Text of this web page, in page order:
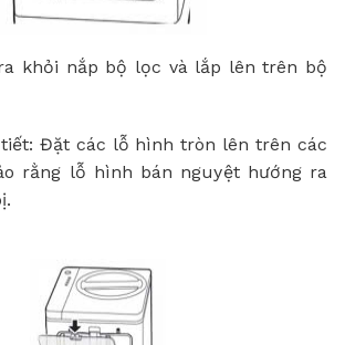
khỏi nắp bộ lọc và lắp lên trên bộ
ết: Đặt các lỗ hình tròn lên trên các
o rằng lỗ hình bán nguyệt hướng ra
ị.